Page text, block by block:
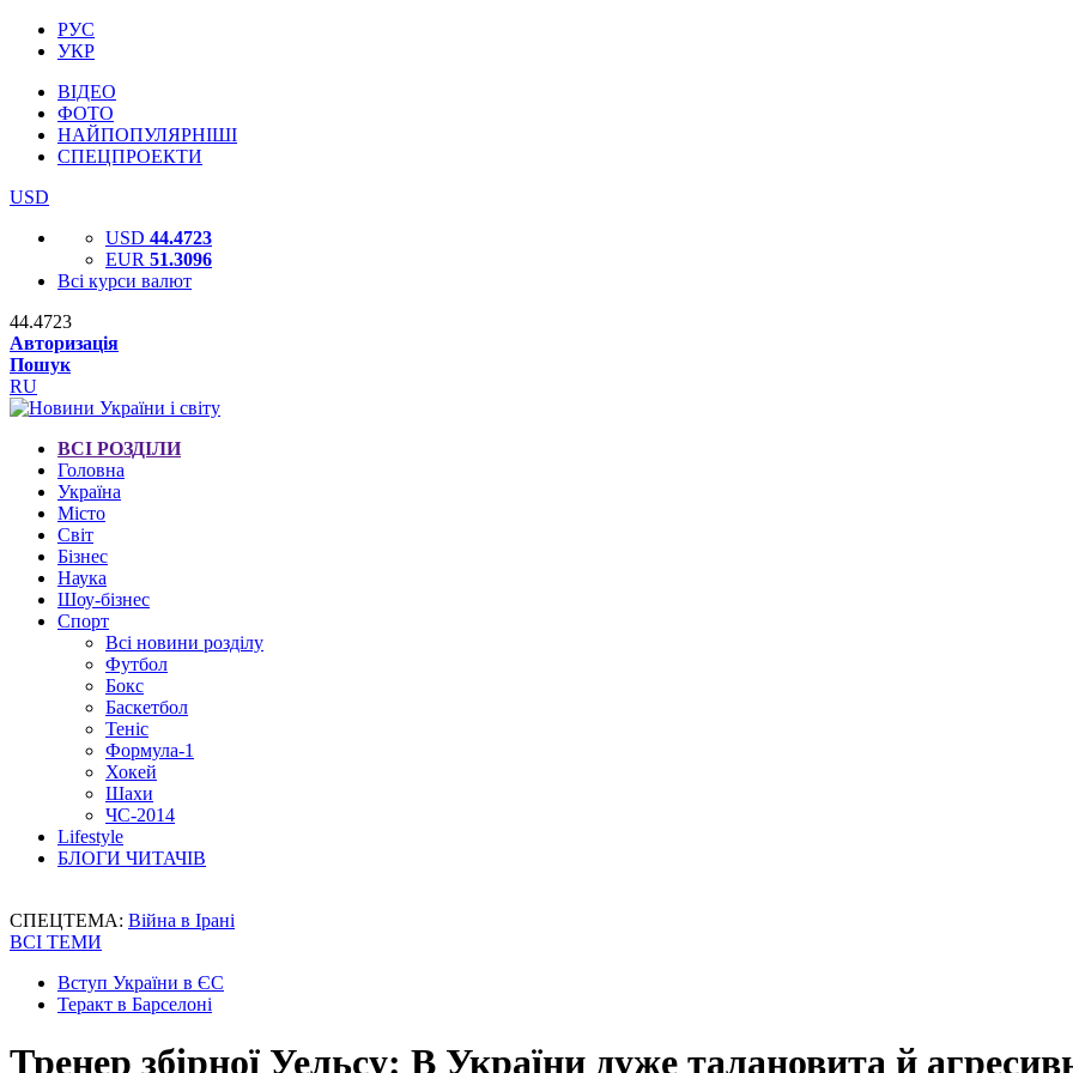
РУС
УКР
ВІДЕО
ФОТО
НАЙПОПУЛЯРНІШІ
СПЕЦПРОЕКТИ
USD
USD 44.4723
EUR 51.3096
Всі курси валют
44.4723
Авторизація
Пошук
RU
ВСІ РОЗДІЛИ
Головна
Україна
Місто
Світ
Бізнес
Наука
Шоу-бізнес
Спорт
Всі новини розділу
Футбол
Бокс
Баскетбол
Теніс
Формула-1
Хокей
Шахи
ЧС-2014
Lifestyle
БЛОГИ ЧИТАЧІВ
СПЕЦТЕМА: Війна в Ірані
ВСІ ТЕМИ
Вступ України в ЄС
Теракт в Барселоні
Тренер збірної Уельсу: В України дуже талановита й